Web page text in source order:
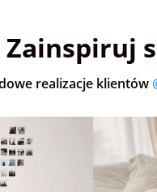
Zainspiruj
realizacje klientów